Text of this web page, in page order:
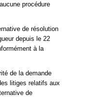
procédure
de résolution
depuis le 22
à la
de la demande
litiges relatifs aux
de